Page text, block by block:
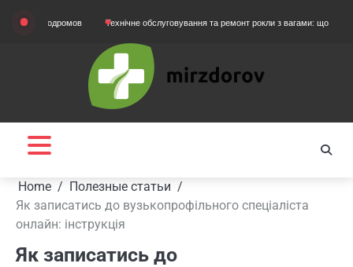
Технічне обслуговування та ремонт рокли з вагами: що потрібно
Home
Полезные статьи
Як записатись до вузькопрофільного спеціаліста
онлайн: інструкція
Як записатись до